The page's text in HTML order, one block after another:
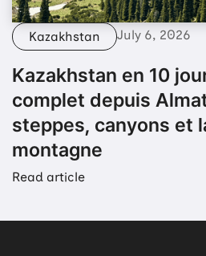
Kazakhstan July 6, 2026
Kazakhstan en 10
complet depuis
steppes, canyons et
montagne
Read article